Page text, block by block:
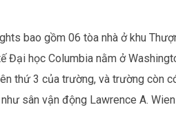
bao gồm 06 tòa nhà ở khu
Đại học Columbia nằm ở
thứ 3 của trường, và trường còn
sân vận động Lawrence A.